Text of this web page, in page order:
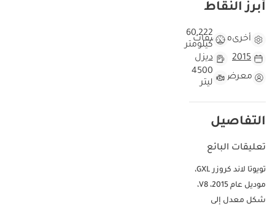
أبرز النقاط
أخرىمواصفات
60,222
كيلومتر
2015
ديزل
معرض
4500
ليتر
التفاصيل
تعليقات البائع
تويوتا لاند كروزر GXL،
موديل عام 2015، V8،
شكل معدل إلى